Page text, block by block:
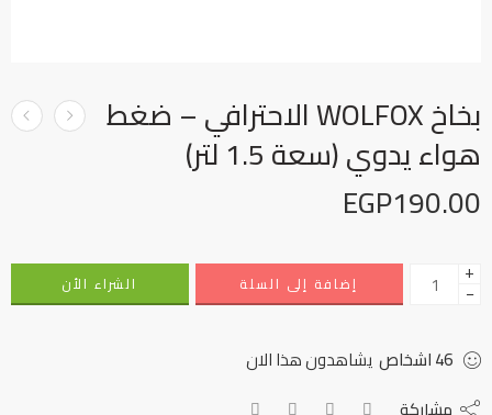
بخاخ WOLFOX الاحترافي – ضغط
هواء يدوي (سعة 1.5 لتر)
EGP190.00
+
− إضافة إلى السلة الشراء الأن
46اشخاص يشاهدون هذا الان